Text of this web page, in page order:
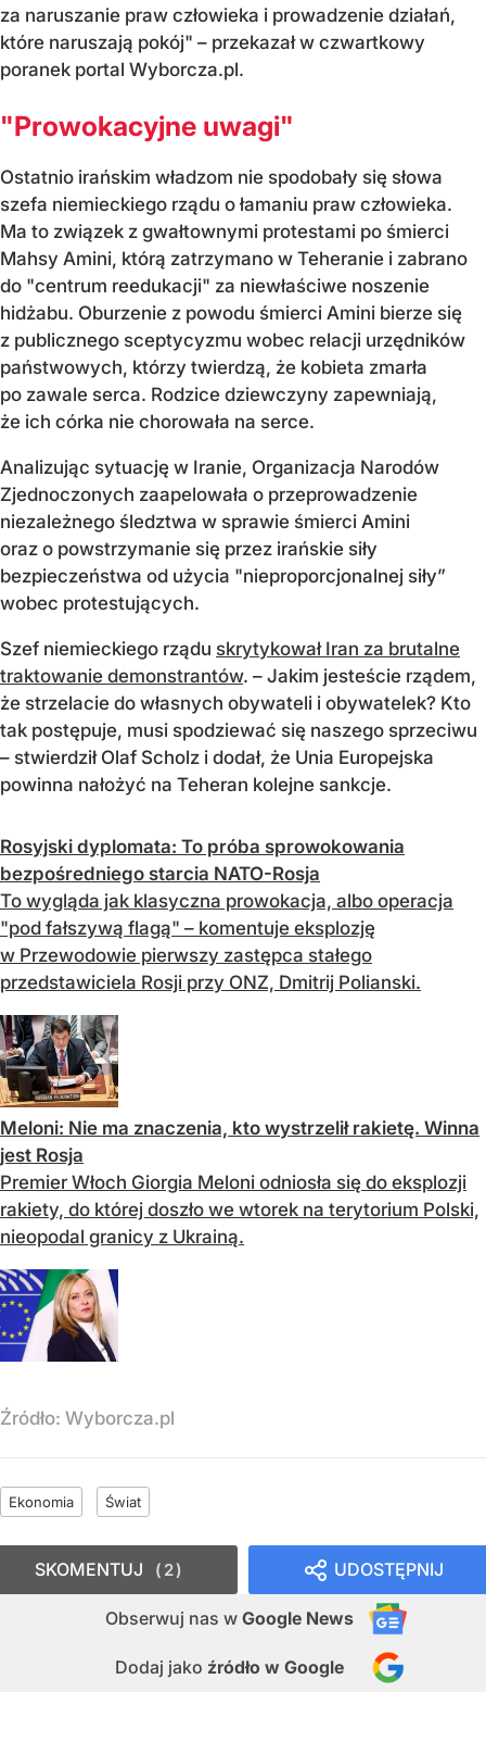
za naruszanie praw człowieka i prowadzenie działań,
które naruszają pokój" – przekazał w czwartkowy
poranek portal Wyborcza.pl.
"Prowokacyjne uwagi"
Ostatnio irańskim władzom nie spodobały się słowa
szefa niemieckiego rządu o łamaniu praw człowieka.
Ma to związek z gwałtownymi protestami po śmierci
Mahsy Amini, którą zatrzymano w Teheranie i zabrano
do "centrum reedukacji" za niewłaściwe noszenie
hidżabu. Oburzenie z powodu śmierci Amini bierze się
z publicznego sceptycyzmu wobec relacji urzędników
państwowych, którzy twierdzą, że kobieta zmarła
po zawale serca. Rodzice dziewczyny zapewniają,
że ich córka nie chorowała na serce.
Analizując sytuację w Iranie, Organizacja Narodów
Zjednoczonych zaapelowała o przeprowadzenie
niezależnego śledztwa w sprawie śmierci Amini
oraz o powstrzymanie się przez irańskie siły
bezpieczeństwa od użycia "nieproporcjonalnej siły”
wobec protestujących.
Szef niemieckiego rządu skrytykował Iran za brutalne
traktowanie demonstrantów. – Jakim jesteście rządem,
że strzelacie do własnych obywateli i obywatelek? Kto
tak postępuje, musi spodziewać się naszego sprzeciwu
– stwierdził Olaf Scholz i dodał, że Unia Europejska
powinna nałożyć na Teheran kolejne sankcje.
Rosyjski dyplomata: To próba sprowokowania
bezpośredniego starcia NATO-Rosja
To wygląda jak klasyczna prowokacja, albo operacja
"pod fałszywą flagą" – komentuje eksplozję
w Przewodowie pierwszy zastępca stałego
przedstawiciela Rosji przy ONZ, Dmitrij Polianski.
Meloni: Nie ma znaczenia, kto wystrzelił rakietę. Winna
jest Rosja
Premier Włoch Giorgia Meloni odniosła się do eksplozji
rakiety, do której doszło we wtorek na terytorium Polski,
nieopodal granicy z Ukrainą.
Źródło: Wyborcza.pl
Ekonomia Świat
UDOSTĘPNIJ
Obserwuj nas w Google News
Dodaj jako źródło w Google
SKOMENTUJ 2